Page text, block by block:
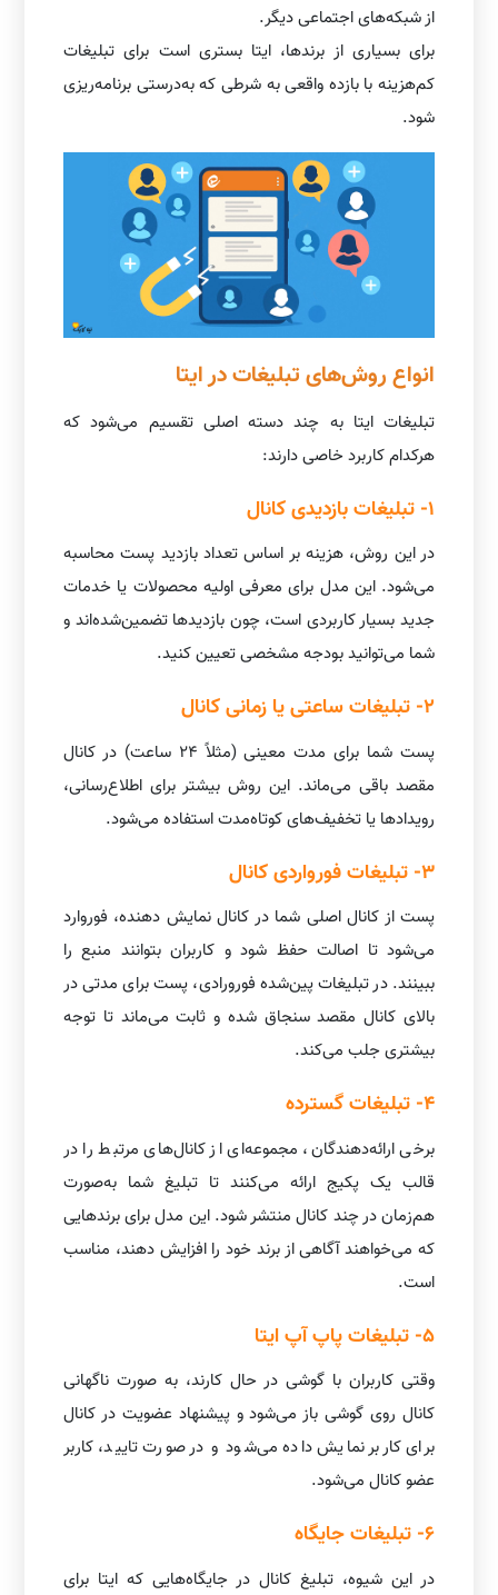
از شبکه‌های اجتماعی دیگر.
برای بسیاری از برندها، ایتا بستری است برای تبلیغات
کم‌هزینه با بازده واقعی به شرطی که به‌درستی برنامه‌ریزی
شود.
انواع روش‌های تبلیغات در ایتا
تبلیغات ایتا به چند دسته اصلی تقسیم می‌شود که
هرکدام کاربرد خاصی دارند:
1- تبلیغات بازدیدی کانال
در این روش، هزینه بر اساس تعداد بازدید پست محاسبه
می‌شود. این مدل برای معرفی اولیه محصولات یا خدمات
جدید بسیار کاربردی است، چون بازدیدها تضمین‌شده‌اند و
شما می‌توانید بودجه مشخصی تعیین کنید.
2- تبلیغات ساعتی یا زمانی کانال
پست شما برای مدت معینی (مثلاً ۲۴ ساعت) در کانال
مقصد باقی می‌ماند. این روش بیشتر برای اطلاع‌رسانی،
رویدادها یا تخفیف‌های کوتاه‌مدت استفاده می‌شود.
3- تبلیغات فورواردی کانال
پست از کانال اصلی شما در کانال نمایش دهنده، فوروارد
می‌شود تا اصالت حفظ شود و کاربران بتوانند منبع را
ببینند. در تبلیغات پین‌شده فورورادی، پست برای مدتی در
بالای کانال مقصد سنجاق شده و ثابت می‌ماند تا توجه
بیشتری جلب می‌کند.
4- تبلیغات گسترده
برخی ارائه‌دهندگان، مجموعه‌ای از کانال‌های مرتبط را در
قالب یک پکیج ارائه می‌کنند تا تبلیغ شما به‌صورت
هم‌زمان در چند کانال منتشر شود. این مدل برای برندهایی
که می‌خواهند آگاهی از برند خود را افزایش دهند، مناسب
است.
5- تبلیغات پاپ آپ ایتا
وقتی کاربران با گوشی در حال کارند، به صورت ناگهانی
کانال روی گوشی باز می‌شود و پیشنهاد عضویت در کانال
برای کاربر نمایش داده می‌شود و در صورت تایید، کاربر
عضو کانال می‌شود.
6- تبلیغات جایگاه
در این شیوه، تبلیغ کانال در جایگاه‌هایی که ایتا برای